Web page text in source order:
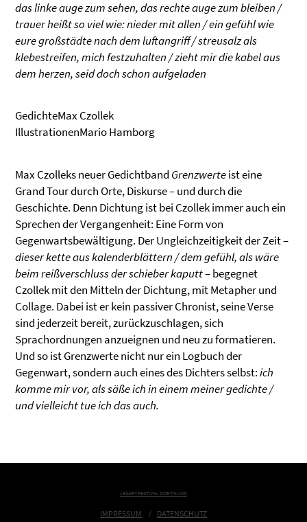
das linke auge zum sehen, das rechte auge zum bleiben /
trauer heißt so viel wie: nieder mit allen / ein gefühl wie
eure großstädte nach dem luftangriff / streusalz als
klebestreifen, mich festzuhalten / zieht mir die kabel aus
dem herzen, seid doch schon aufgeladen
GedichteMax Czollek
IllustrationenMario Hamborg
Max Czolleks neuer Gedichtband Grenzwerteist eine
Grand Tour durch Orte, Diskurse – und durch die
Geschichte. Denn Dichtung ist bei Czollek immer auch ein
Sprechen der Vergangenheit: Eine Form von
Gegenwartsbewältigung. Der Ungleichzeitigkeit der Zeit –
dieser kette aus kalenderblättern / dem gefühl, als wäre
beim reißverschluss der schieber kaputt– begegnet
Czollek mit den Mitteln der Dichtung, mit Metapher und
Collage. Dabei ist er kein passiver Chronist, seine Verse
sind jederzeit bereit, zurückzuschlagen, sich
Sprachordnungen anzueignen und neu zu formatieren.
Und so ist Grenzwerte nicht nur ein Logbuch der
Gegenwart, sondern auch eines des Dichters selbst:ich
komme mir vor, als säße ich in einem meiner gedichte /
und vielleicht tue ich das auch.
LESART.FESTIVAL DORTMUND
IMPRESSUM DATENSCHUTZ